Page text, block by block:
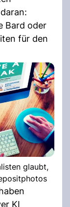
Bard oder
für den
glaubt,
KI